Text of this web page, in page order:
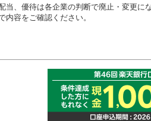
当、優待は各企業の判断で廃止・変更に
内容をご確認ください。